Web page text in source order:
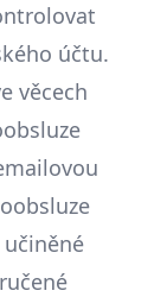
účtu.
věcech